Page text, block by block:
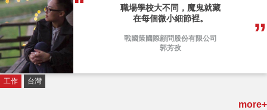
職場學校大不同，魔鬼就藏
在每個微小細節裡。
戰國策國際顧問股份有限公司
郭芳孜
工作 台灣
more+